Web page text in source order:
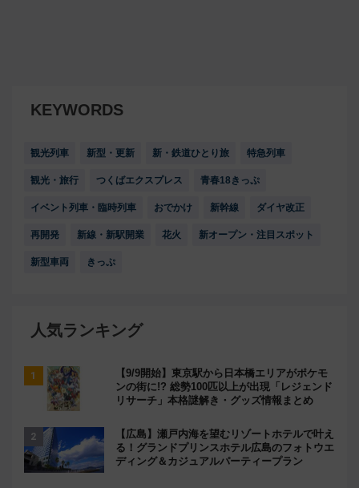
KEYWORDS
観光列車 新型・更新 新・鉄道ひとり旅 特急列車
観光・旅行 つくばエクスプレス 青春18きっぷ
イベント列車・臨時列車 おでかけ 新幹線 ダイヤ改正
再開発 新線・新駅開業 花火 新オープン・注目スポット
新型車両 きっぷ
人気ランキング
【9/9開始】東京駅から日本橋エリアがポケモ
ンの街に!? 総勢100匹以上が出現「レジェンド
リサーチ」本格謎解き・グッズ情報まとめ
【広島】瀬戸内海を望むリゾートホテルで叶え
る！グランドプリンスホテル広島のフォトウエ
ディング＆カジュアルパーティープラン